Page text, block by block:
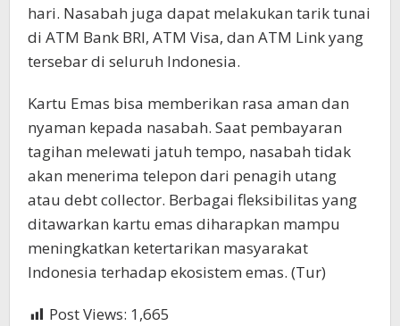
hari. Nasabah juga dapat melakukan tarik tunai
di ATM Bank BRI, ATM Visa, dan ATM Link yang
tersebar di seluruh Indonesia.
Kartu Emas bisa memberikan rasa aman dan
nyaman kepada nasabah. Saat pembayaran
tagihan melewati jatuh tempo, nasabah tidak
akan menerima telepon dari penagih utang
atau debt collector. Berbagai fleksibilitas yang
ditawarkan kartu emas diharapkan mampu
meningkatkan ketertarikan masyarakat
Indonesia terhadap ekosistem emas. (Tur)
Post Views: 1,665